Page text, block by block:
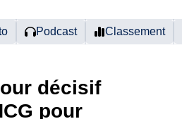
Podcast Classement
décisif
pour